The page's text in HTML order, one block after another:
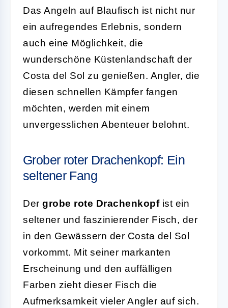
Das Angeln auf Blaufisch ist nicht nur
ein aufregendes Erlebnis, sondern
auch eine Möglichkeit, die
wunderschöne Küstenlandschaft der
Costa del Sol zu genießen. Angler, die
diesen schnellen Kämpfer fangen
möchten, werden mit einem
unvergesslichen Abenteuer belohnt.
Grober roter Drachenkopf: Ein
seltener Fang
Der grobe rote Drachenkopfist ein
seltener und faszinierender Fisch, der
in den Gewässern der Costa del Sol
vorkommt. Mit seiner markanten
Erscheinung und den auffälligen
Farben zieht dieser Fisch die
Aufmerksamkeit vieler Angler auf sich.